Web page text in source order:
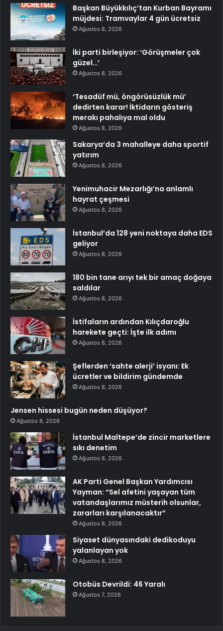
Başkan Büyükkılıç’tan Kurban Bayramı
müjdesi: Tramvaylar 4 gün ücretsiz
Ağustos 8, 2026
İki parti birleşiyor: ‘Görüşmeler çok
güzel…’
Ağustos 8, 2026
‘Tesadüf mü, öngörüsüzlük mü’
dedirten karar! İktidarın gösteriş
merakı pahalıya mal oldu
Ağustos 8, 2026
Sakarya’da 3 mahalleye daha sportif
yatırım
Ağustos 8, 2026
Yenimuhacir Mezarlığı’na anlamlı
hayrat çeşmesi
Ağustos 8, 2026
İstanbul’da 128 yeni noktaya daha EDS
geliyor
Ağustos 8, 2026
180 bin tane arıyı tek bir amaç doğaya
saldılar
Ağustos 8, 2026
İstifaların ardından Kılıçdaroğlu
harekete geçti: İşte ilk adımı
Ağustos 8, 2026
Şeflerden ‘sahte alerji’ isyanı: Ek
ücretler ve bildirim gündemde
Ağustos 8, 2026
Jensen hissesi bugün neden düşüyor?
Ağustos 8, 2026
İstanbul Maltepe’de zincir marketlere
sıkı denetim
Ağustos 8, 2026
AK Parti Genel Başkan Yardımcısı
Yayman: “Sel afetini yaşayan tüm
vatandaşlarımız müsterih olsunlar,
zararları karşılanacaktır”
Ağustos 8, 2026
Siyaset dünyasındaki dedikoduyu
yalanlayan yok
Ağustos 8, 2026
Otobüs Devrildi: 46 Yaralı
Ağustos 7, 2026